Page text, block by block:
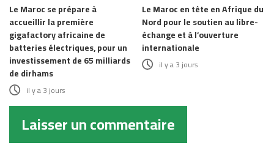
Le Maroc se prépare à
accueillir la première
gigafactory africaine de
batteries électriques, pour un
investissement de 65 milliards
de dirhams
il y a 3 jours
Le Maroc en tête en Afrique du
Nord pour le soutien au libre-
échange et à l’ouverture
internationale
il y a 3 jours
Laisser un commentaire